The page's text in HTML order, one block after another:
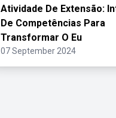
Atividade De Extensão:
De Competências Para
Transformar O Eu
07 September 2024